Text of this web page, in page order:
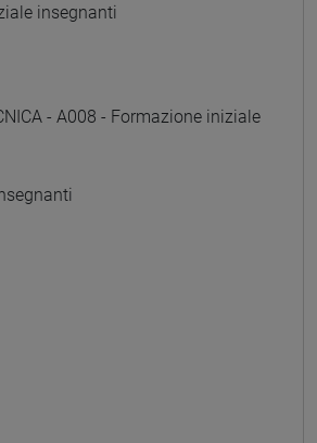
insegnanti
- A008 - Formazione iniziale